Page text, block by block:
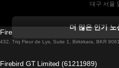
대구 서울
더블린에서 골
더 많은 인기 노
Firebird GT Limited (OC 1451)
432, Triq Fleur de Lys, Suite 1, Birkirkara, BKR
Firebird GT Limited (61211989)